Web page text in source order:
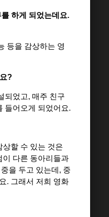
하게 되었는데요.
등을 감상하는 영
?
되었고, 매주 친구
들어오게 되었어요.
할 수 있는 것은
이 다른 동아리들과
을 두고 있는데 , 중
. 그래서 저희 영화